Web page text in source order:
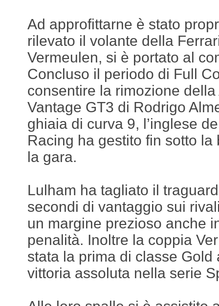
Ad approfittarne è stato
rilevato il volante della
Vermeulen, si è portato al
Concluso il periodo di Full
consentire la rimozione
Vantage GT3 di Rodrigo
ghiaia di curva 9, l’inglese
Racing ha gestito fin sotto
la gara.
Lulham ha tagliato il
secondi di vantaggio sui
un margine prezioso anche
penalità. Inoltre la coppia
stata la prima di classe Gold
vittoria assoluta nella serie